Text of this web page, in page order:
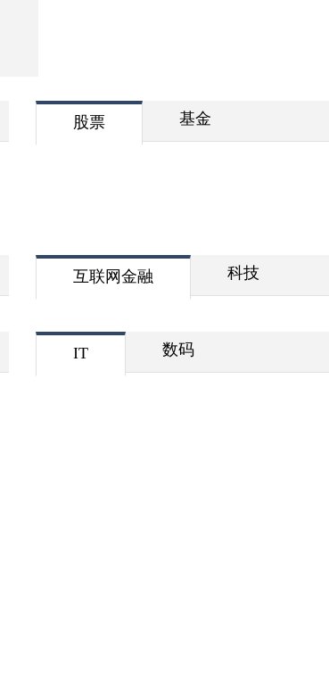
股票 基金
互联网金融 科技
IT 数码